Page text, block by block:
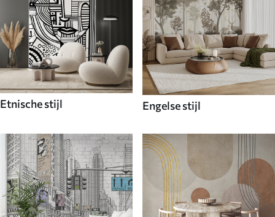
Etnische stijl Engelse stijl